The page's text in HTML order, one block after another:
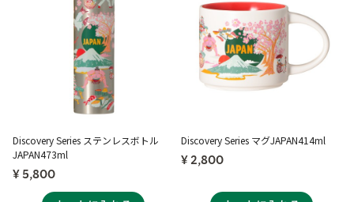
Discovery Series ステンレスボトル
JAPAN473ml
¥ 5,800
Discovery Series マグJAPAN414ml
¥ 2,800